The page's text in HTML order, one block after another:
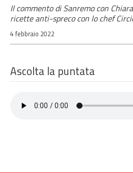
Il commento di Sanremo con
ricette anti-spreco con lo chef
4 febbraio 2022
Ascolta la puntata